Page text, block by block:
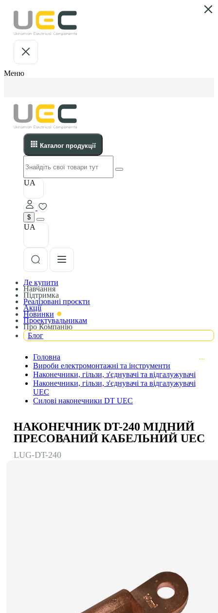
Меню
Каталог продукції
UA
$
UA
Де купити
Навчання
Підтримка
Реалізовані проєкти
Акції
Новинки
Проектувальникам
Про Компанію
Блог
Головна
Вироби електромонтажні та інструменти
Наконечники, гільзи, з'єднувачі та відгалужувачі
Наконечники, гільзи, з'єднувачі та відгалужувачі
UEC
Силові наконечники DT UEC
НАКОНЕЧНИК DT-240 МІДНИЙ
ПРЕСОВАНИЙ КАБЕЛЬНИЙ UEC
LUG-DT-240